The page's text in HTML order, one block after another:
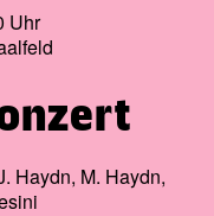
Uhr
Haydn, M. Haydn,